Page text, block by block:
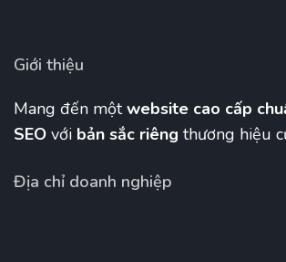
Giới thiệu
Mang đến mộtwebsite cao cấp
SEO với bản sắc riêng thương hiệu
Địa chỉ doanh nghiệp